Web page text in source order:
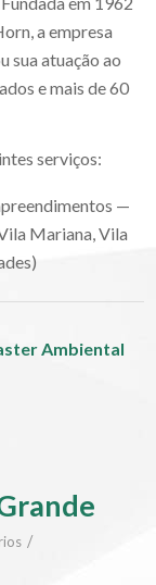
a empresa
sua atuação ao
e mais de 60
serviços:
—
Mariana, Vila
Ambiental
/